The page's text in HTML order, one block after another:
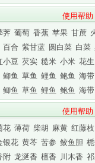
使用帮助
荠 葡萄 香蕉 苹果 甘蔗
百合 紫甘蓝 圆白菜 白菜
小豆 芡实 糙米 小米 花生
鲫鱼 草鱼 鲤鱼 鲍鱼 海带
鲫鱼 草鱼 鲤鱼 鲍鱼 海带
使用帮助
花 薄荷 柴胡 麻黄 红藤枝
银花 黄芩 苦参 鲛鱼胆 栀
附 龙涎香 檀香 川木香 祁